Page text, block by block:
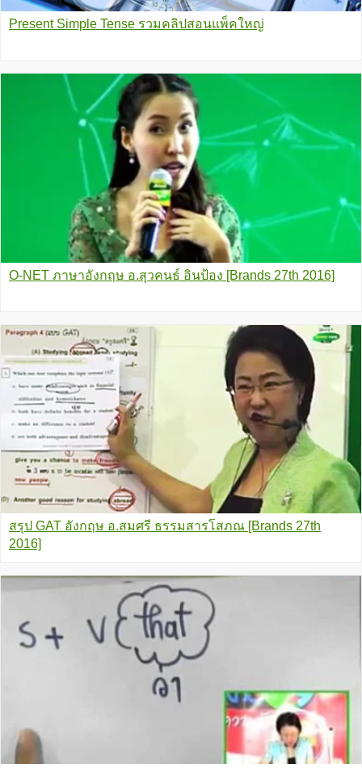
Present Simple Tense รวมคลิปสอนแพ็คใหญ่
O-NET ภาษาอังกฤษ อ.สุวคนธ์ อินป้อง [Brands 27th 2016]
สรุป GAT อังกฤษ อ.สมศรี ธรรมสารโสภณ [Brands 27th
2016]